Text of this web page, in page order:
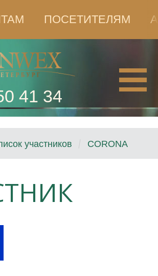
ПОСЕТИТЕЛЯМ
41 34
участников CORONA